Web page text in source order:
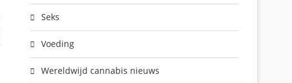
Seks
Voeding
Wereldwijd cannabis nieuws